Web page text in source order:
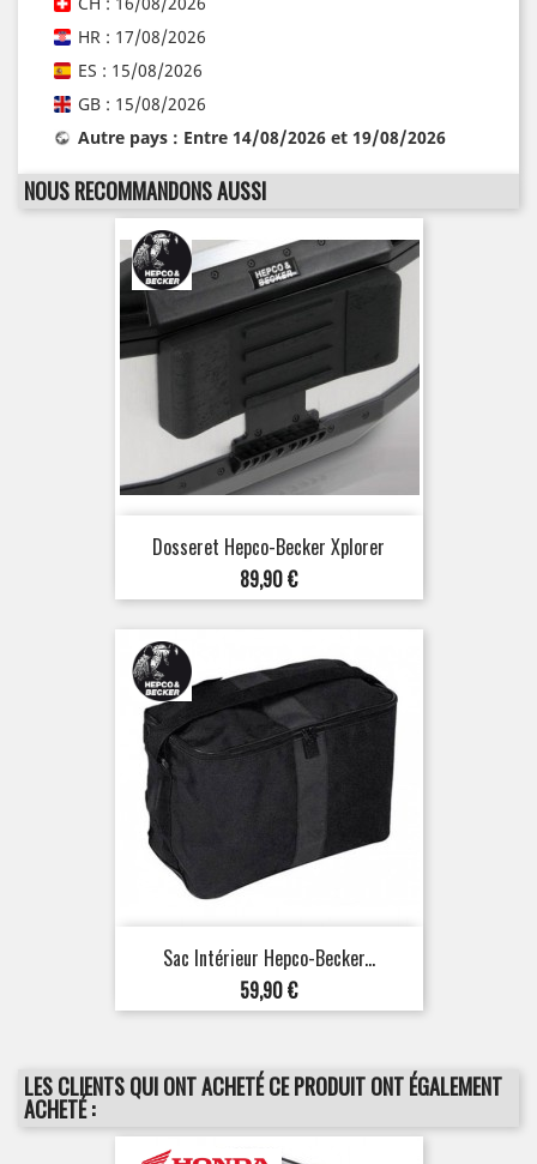
HR : 17/08/2026
ES : 15/08/2026
GB : 15/08/2026
Autre pays : Entre 14/08/2026 et 19/08/2026
NOUS RECOMMANDONS AUSSI
Dosseret Hepco-Becker Xplorer
Prix
89,90 €
Sac Intérieur Hepco-Becker...
Prix
59,90 €
LES CLIENTS QUI ONT ACHETÉ CE PRODUIT ONT ÉGALEMENT
ACHETÉ :